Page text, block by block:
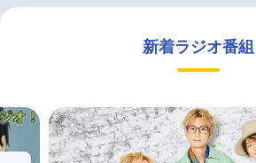
新着ラジオ番組